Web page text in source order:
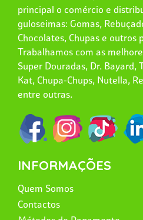
principal o comércio e
guloseimas: Gomas,
Chocolates, Chupas e outros
Trabalhamos com as
Super Douradas, Dr.
Kat, Chupa-Chups, Nutella,
entre outras.
INFORMAÇÕES
Quem Somos
Contactos